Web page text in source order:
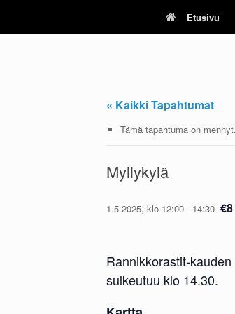
content
Etusivu
« Kaikki Tapahtumat
Tämä tapahtuma on mennyt.
Myllykylä
1.5.2025, klo 12:00 - 14:30 €8
Rannikkorastit-
sulkeutuu klo 14.30.